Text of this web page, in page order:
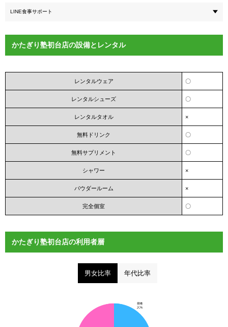
LINE食事サポート
かたぎり塾初台店の設備とレンタル
レンタルウェア 〇
レンタルシューズ 〇
レンタルタオル ×
無料ドリンク 〇
無料サプリメント 〇
シャワー ×
パウダールーム ×
完全個室 〇
かたぎり塾初台店の利用者層
男女比率 年代比率